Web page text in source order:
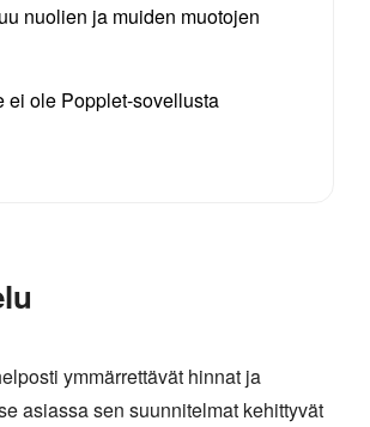
nuolien ja muiden muotojen
ei ole Popplet-sovellusta
ymmärrettävät hinnat ja
asiassa sen suunnitelmat kehittyvät